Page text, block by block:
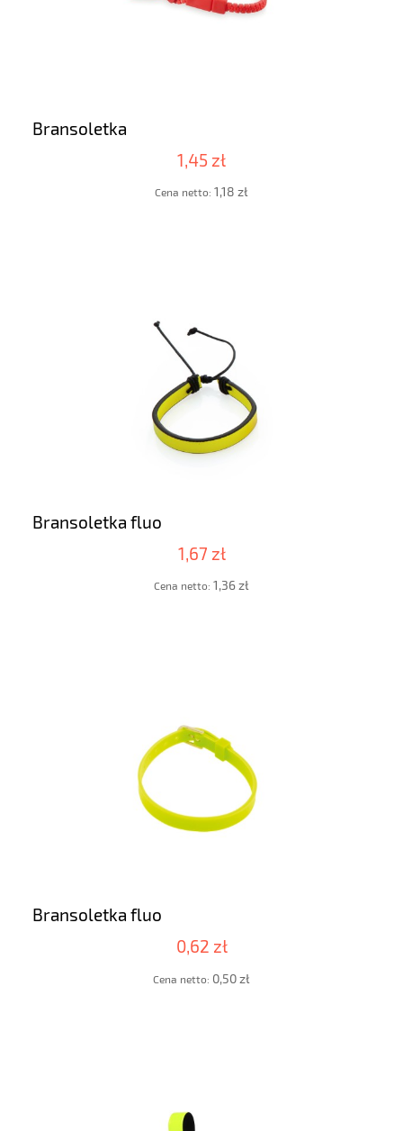
Bransoletka
1,45 zł
Cena netto: 1,18 zł
Bransoletka fluo
1,67 zł
Cena netto: 1,36 zł
Bransoletka fluo
0,62 zł
Cena netto: 0,50 zł